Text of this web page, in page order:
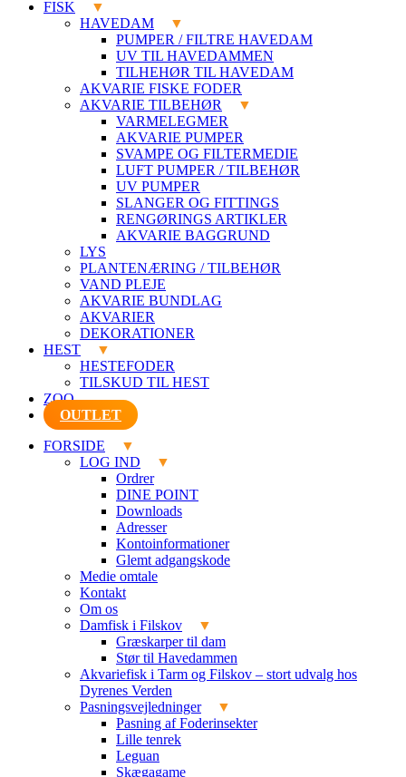
FISK
HAVEDAM
PUMPER / FILTRE HAVEDAM
UV TIL HAVEDAMMEN
TILHEHØR TIL HAVEDAM
AKVARIE FISKE FODER
AKVARIE TILBEHØR
VARMELEGMER
AKVARIE PUMPER
SVAMPE OG FILTERMEDIE
LUFT PUMPER / TILBEHØR
UV PUMPER
SLANGER OG FITTINGS
RENGØRINGS ARTIKLER
AKVARIE BAGGRUND
LYS
PLANTENÆRING / TILBEHØR
VAND PLEJE
AKVARIE BUNDLAG
AKVARIER
DEKORATIONER
HEST
HESTEFODER
TILSKUD TIL HEST
ZOO
OUTLET
FORSIDE
LOG IND
Ordrer
DINE POINT
Downloads
Adresser
Kontoinformationer
Glemt adgangskode
Medie omtale
Kontakt
Om os
Damfisk i Filskov
Græskarper til dam
Stør til Havedammen
Akvariefisk i Tarm og Filskov – stort udvalg hos
Dyrenes Verden
Pasningsvejledninger
Pasning af Foderinsekter
Lille tenrek
Leguan
Skægagame